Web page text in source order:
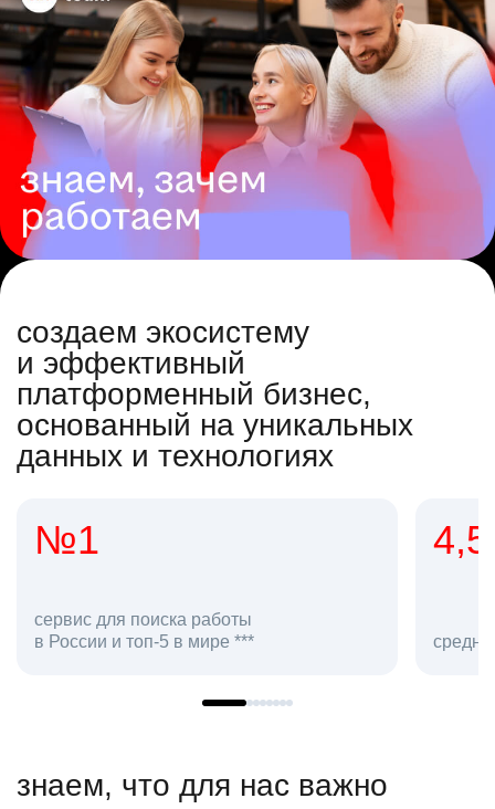
создаем экосистему
и эффективный
платформенный бизнес,
основанный на уникальных
данных и технологиях
4,5
средняя оценка hh.ru как работодателя **
в hh.ru
знаем, что для нас важно